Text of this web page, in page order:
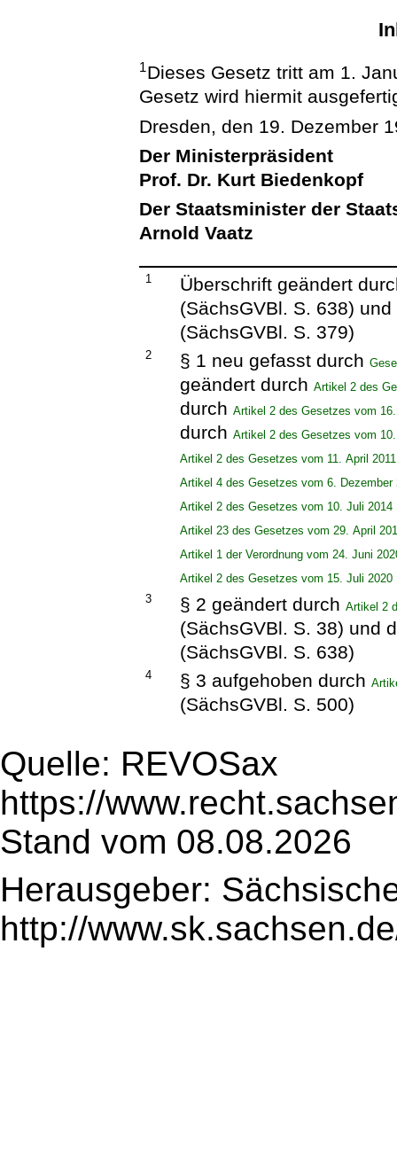
1Dieses Gesetz tritt am 1.
Gesetz wird hiermit
Dresden, den 19. Dezember
Der Ministerpräsident
Prof. Dr. Kurt Biedenkopf
Der Staatsminister der
Arnold Vaatz
1
Überschrift geändert
(SächsGVBl. S. 638)
(SächsGVBl. S. 379)
2 § 1 neu gefasst durch
geändert durch Artikel 2 des
durch Artikel 2 des Gesetzes vom
durch Artikel 2 des Gesetzes vom
Artikel 2 des Gesetzes vom 11. April 2011
Artikel 4 des Gesetzes vom 6. Dezember
Artikel 2 des Gesetzes vom 10. Juli 2014
Artikel 23 des Gesetzes vom 29. April
Artikel 1 der Verordnung vom 24. Juni
Artikel 2 des Gesetzes vom 15. Juli 2020
3 § 2 geändert durch Artikel 2
(SächsGVBl. S. 38) und
(SächsGVBl. S. 638)
4 § 3 aufgehoben durch
(SächsGVBl. S. 500)
Quelle: REVOSax
https://
Stand vom 08.08.2026
Herausgeber:
http://